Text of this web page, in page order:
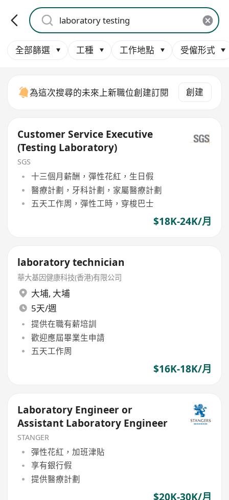
全部篩選 工種 工作地點 受僱形式
為這次搜尋的未來上新職位創建訂閱 創建
Customer Service Executive
(Testing Laboratory)
SGS
十三個月薪酬，彈性花紅，生日假
醫療計劃，牙科計劃，家屬醫療計劃
五天工作周，彈性工時，穿梭巴士
$18K-24K/月
laboratory technician
華大基因健康科技(香港)有限公司
大埔, 大埔
5天/週
提供在職有薪培訓
歡迎應屆畢業生申請
五天工作周
$16K-18K/月
Laboratory Engineer or
Assistant Laboratory Engineer
STANGER
彈性花紅，加班津貼
享有銀行假
提供醫療計劃
$20K-30K/月